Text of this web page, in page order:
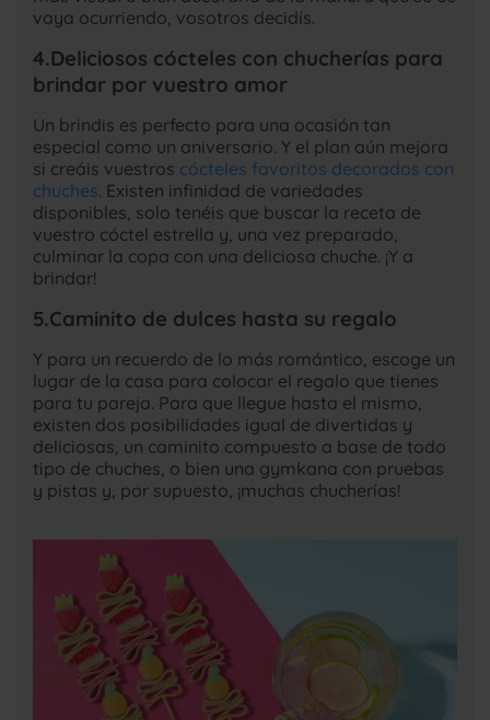
vaya ocurriendo, vosotros decidís.
4.Deliciosos cócteles con chucherías para
brindar por vuestro amor
Un brindis es perfecto para una ocasión tan
especial como un aniversario. Y el plan aún mejora
si creáis vuestros cócteles favoritos decorados con
chuches. Existen infinidad de variedades
disponibles, solo tenéis que buscar la receta de
vuestro cóctel estrella y, una vez preparado,
culminar la copa con una deliciosa chuche. ¡Y a
brindar!
5.Caminito de dulces hasta su regalo
Y para un recuerdo de lo más romántico, escoge un
lugar de la casa para colocar el regalo que tienes
para tu pareja. Para que llegue hasta el mismo,
existen dos posibilidades igual de divertidas y
deliciosas, un caminito compuesto a base de todo
tipo de chuches, o bien una gymkana con pruebas
y pistas y, por supuesto, ¡muchas chucherías!